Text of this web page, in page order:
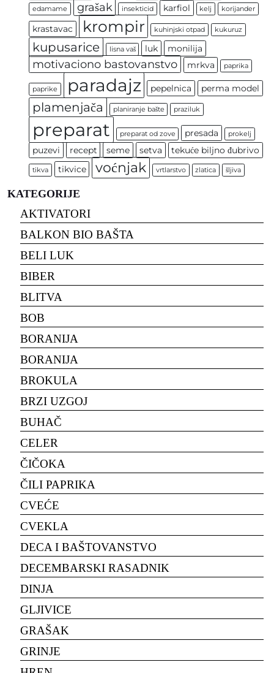
edamame
grašak insekticid karfiol kelj korijander
krastavac krompir kuhinjski otpad kukuruz
kupusarice lisna vaš luk monilija
motivaciono bastovanstvo mrkva paprika
paprike paradajz pepelnica perma model
plamenjača planiranje bašte praziluk
preparat preparat od zove presada prokelj
puzevi recept seme setva tekuće biljno đubrivo
tikva tikvice voćnjak vrtlarstvo zlatica šljiva
KATEGORIJE
AKTIVATORI
BALKON BIO BAŠTA
BELI LUK
BIBER
BLITVA
BOB
BORANIJA
BORANIJA
BROKULA
BRZI UZGOJ
BUHAČ
CELER
ČIČOKA
ČILI PAPRIKA
CVEĆE
CVEKLA
DECA I BAŠTOVANSTVO
DECEMBARSKI RASADNIK
DINJA
GLJIVICE
GRAŠAK
GRINJE